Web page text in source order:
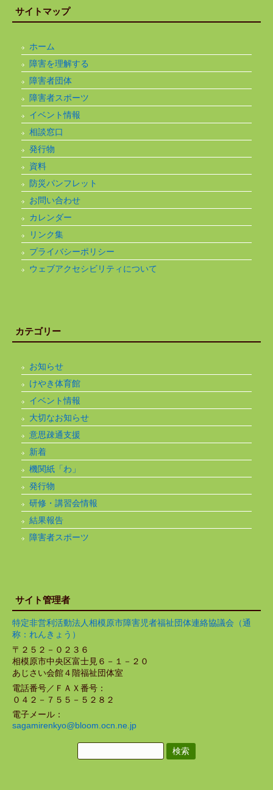
サイトマップ
ホーム
障害を理解する
障害者団体
障害者スポーツ
イベント情報
相談窓口
発行物
資料
防災パンフレット
お問い合わせ
カレンダー
リンク集
プライバシーポリシー
ウェブアクセシビリティについて
カテゴリー
お知らせ
けやき体育館
イベント情報
大切なお知らせ
意思疎通支援
新着
機関紙「わ」
発行物
研修・講習会情報
結果報告
障害者スポーツ
サイト管理者
特定非営利活動法人相模原市障害児者福祉団体連絡協議会（通
称：れんきょう）
〒２５２－０２３６
相模原市中央区富士見６－１－２０
あじさい会館４階福祉団体室
電話番号／ＦＡＸ番号：
０４２－７５５－５２８２
電子メール：
sagamirenkyo@bloom.ocn.ne.jp
検
索: